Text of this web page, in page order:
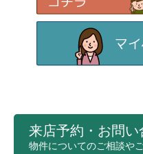
来店予約・お問い
物件についてのご相談や